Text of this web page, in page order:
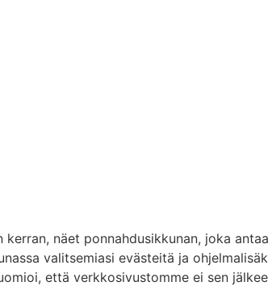
näet ponnahdusikkunan, joka
valitsemiasi evästeitä ja
että verkkosivustomme ei sen